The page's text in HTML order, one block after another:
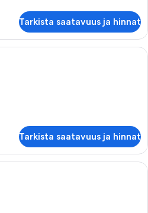
Tarkista saatavuus ja hinnat
Hotellihuone, jossa on kaksi
Tarkista saatavuus ja hinnat